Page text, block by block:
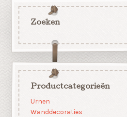
Zoeken
Productcategorieën
Urnen
Wanddecoraties